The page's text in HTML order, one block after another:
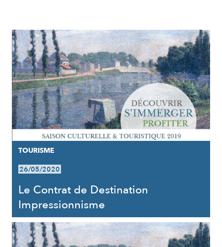
RÉSULTATS
TOURISME
26/05/2020
Le Contrat de Destination
Impressionnisme